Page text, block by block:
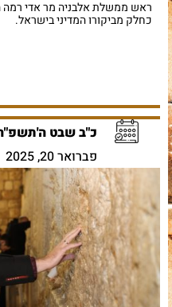
ראש ממשלת אלבניה מר אדי רמה
כחלק מביקורו המדיני בישראל.
כ"ב שבט
פברואר 20, 2025